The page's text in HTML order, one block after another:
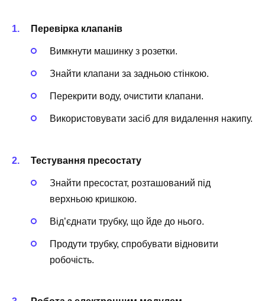
Перевірка клапанів
Вимкнути машинку з розетки.
Знайти клапани за задньою стінкою.
Перекрити воду, очистити клапани.
Використовувати засіб для видалення накипу.
Тестування пресостату
Знайти пресостат, розташований під
верхньою кришкою.
Від’єднати трубку, що йде до нього.
Продути трубку, спробувати відновити
робочість.